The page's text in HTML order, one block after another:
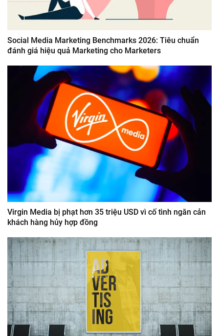
Social Media Marketing Benchmarks 2026: Tiêu chuẩn
đánh giá hiệu quả Marketing cho Marketers
Virgin Media bị phạt hơn 35 triệu USD vì cố tình ngăn cản
khách hàng hủy hợp đồng